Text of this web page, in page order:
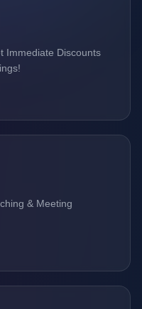
Immediate Discounts
& Meeting